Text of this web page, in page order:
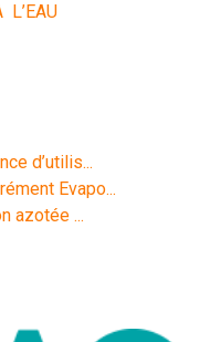
L’EAU
d’utilis...
Evapo...
azotée ...